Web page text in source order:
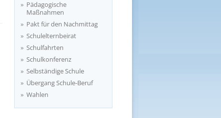
Pädagogische
Maßnahmen
Pakt für den Nachmittag
Schulelternbeirat
Schulfahrten
Schulkonferenz
Selbständige Schule
Übergang Schule-Beruf
Wahlen